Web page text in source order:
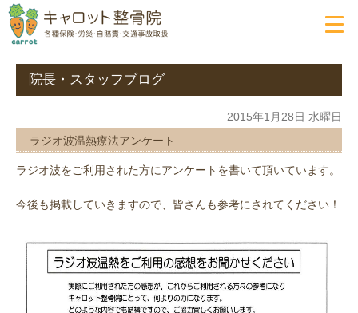
院長・スタッフブログ
2015年1月28日 水曜日
ラジオ波温熱療法アンケート
ラジオ波をご利用された方にアンケートを書いて頂いています。
今後も掲載していきますので、皆さんも参考にされてください！